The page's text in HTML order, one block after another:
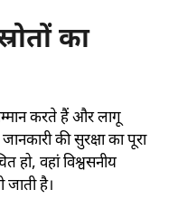
का
करते हैं और लागू
की सुरक्षा का पूरा
वहां विश्वसनीय
जाती है।